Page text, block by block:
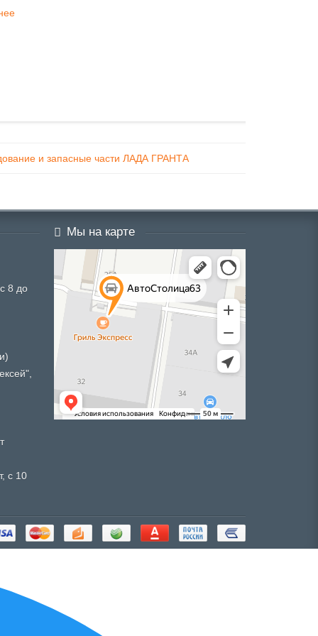
и запасные части ЛАДА ГРАНТА
8 до
с 10
Мы на карте